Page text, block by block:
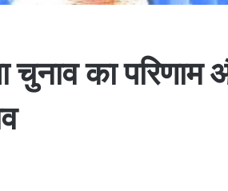
का परिणाम